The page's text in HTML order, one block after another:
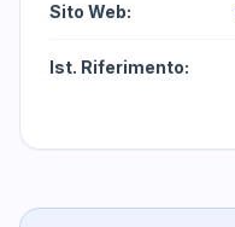
Sito Web:
Ist. Riferimento: